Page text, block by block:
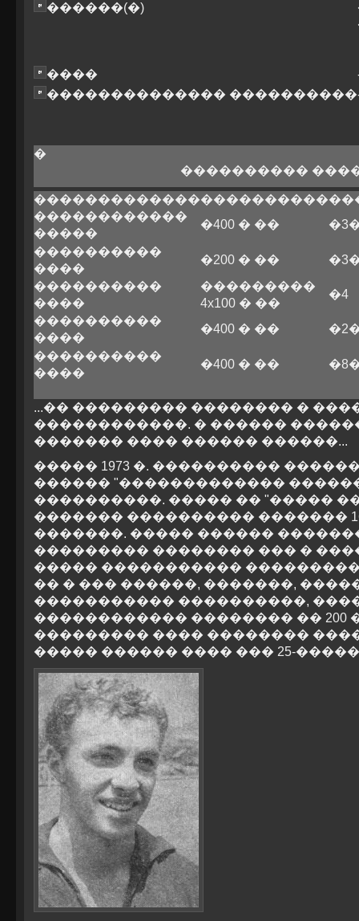
������(�)
����
�������������� ����������
�
����������
�����������������������
������������
�����
�400 � ��
����������
����
�200 � ��
����������
����
���������
4x100 � ��
�4
����������
����
�400 � ��
����������
����
�400 � ��
...�� ��������� �������� �
������������. � ������
������� ���� ������ ������...
����� 1973 �. ����������
������ "�������������
����������. ����� �� "�����
������� ���������� �������
�������. ����� ������
��������� �������� ��� �
����� �����������
�� � ��� ������, �������,
����������� ����������,
������������ �������� �� 200
��������� ���� ��������
����� ������ ���� ��� 25-